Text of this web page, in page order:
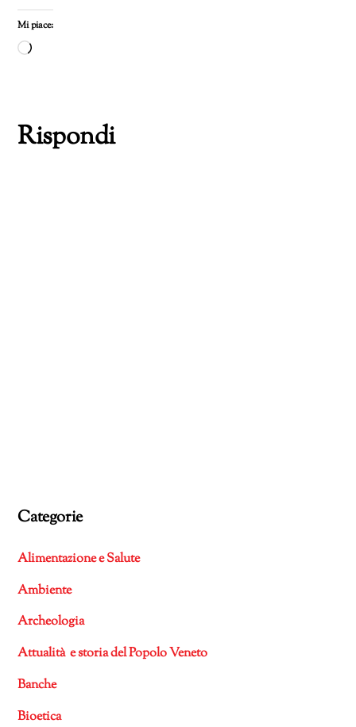
Mi piace:
Caricamento
Rispondi
Categorie
Alimentazione e Salute
Ambiente
Archeologia
Attualità e storia del Popolo Veneto
Banche
Bioetica